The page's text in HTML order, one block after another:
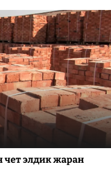
чет элдик жаран